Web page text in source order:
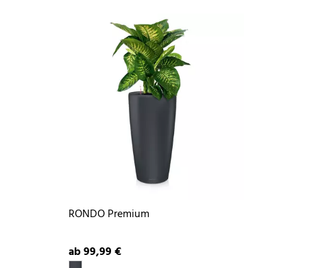
RONDO Premium
ab 99,99 €